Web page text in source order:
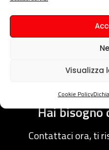
Visualizza
Cookie Policy
Con Gigainlab non hai
minima, gli apparati
portabilità verso
Hai bisogno
Contattaci ora, ti